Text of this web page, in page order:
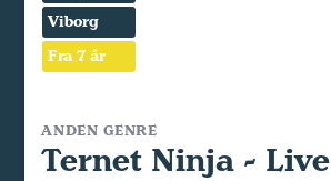
Viborg
Fra 7 år
ANDEN GENRE
Ternet Ninja - Live